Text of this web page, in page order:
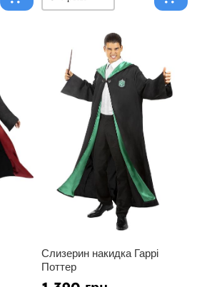
Слизерин накидка Гаррі
Поттер